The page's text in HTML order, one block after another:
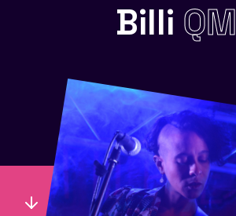
Billi QM